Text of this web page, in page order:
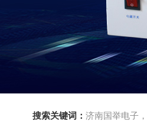
搜索关键词： 济南国举电子